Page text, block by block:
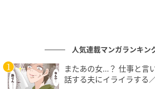
人気連載マンガランキン
またあの女…？ 仕事と言
話する夫にイライラする